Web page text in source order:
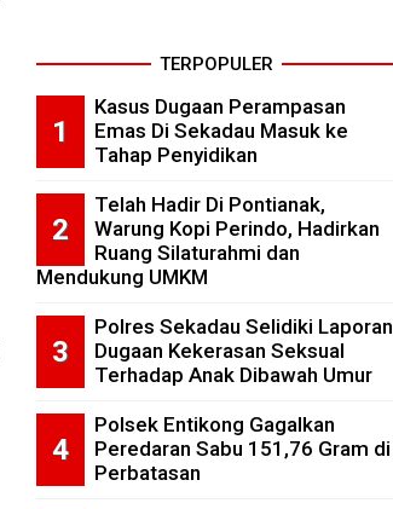
TERPOPULER
Kasus Dugaan Perampasan
Emas Di Sekadau Masuk ke
Tahap Penyidikan
Telah Hadir Di Pontianak,
Warung Kopi Perindo, Hadirkan
Ruang Silaturahmi dan
Mendukung UMKM
Polres Sekadau Selidiki Laporan
Dugaan Kekerasan Seksual
Terhadap Anak Dibawah Umur
Polsek Entikong Gagalkan
Peredaran Sabu 151,76 Gram di
Perbatasan